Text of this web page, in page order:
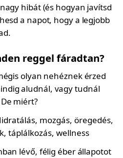
hibát (és hogyan javítsd
a napot, hogy a legjobb
reggel fáradtan?
olyan nehéznek érzed
aludnál, vagy tudnál
miért?
lévő, félig éber állapotot